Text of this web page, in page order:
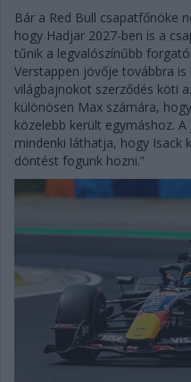
Bár a Red Bull csapatfőnöke
hogy Hadjar 2027-ben is a
tűnik a legvalószínűbb
Verstappen jövője továbbra
világbajnokot szerződés köti
különösen Max számára,
közelebb került egymáshoz.
mindenki láthatja, hogy Isack
döntést fogunk hozni.”